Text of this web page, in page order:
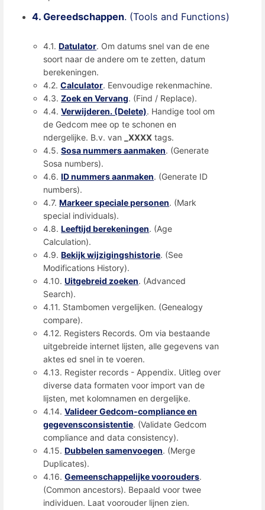
4. Gereedschappen. (Tools and Functions)
4.1.Datulator. Om datums snel van de ene
soort naar de andere om te zetten, datum
berekeningen.
4.2.Calculator. Eenvoudige rekenmachine.
4.3.Zoek en Vervang. (Find / Replace).
4.4.Verwijderen. (Delete). Handige tool om
de Gedcom mee op te schonen en
ndergelijke. B.v. van
_XXXX tags.
4.5.Sosa nummers aanmaken. (Generate
Sosa numbers).
4.6.ID nummers aanmaken. (Generate ID
numbers).
4.7.Markeer speciale personen. (Mark
special individuals).
4.8.Leeftijd berekeningen. (Age
Calculation).
4.9.Bekijk wijzigingshistorie. (See
Modifications History).
4.10.Uitgebreid zoeken. (Advanced
Search).
4.11. Stambomen vergelijken. (Genealogy
compare).
4.12. Registers Records. Om via bestaande
uitgebreide internet lijsten, alle gegevens van
aktes ed snel in te voeren.
4.13. Register records - Appendix. Uitleg over
diverse data formaten voor import van de
lijsten, met kolomnamen en dergelijke.
4.14.Valideer Gedcom-compliance en
gegevensconsistentie. (Validate Gedcom
compliance and data consistency).
4.15.Dubbelen samenvoegen. (Merge
Duplicates).
4.16.Gemeenschappelijke voorouders.
(Common ancestors). Bepaald voor twee
individuen. Laat voorouder lijnen zien.